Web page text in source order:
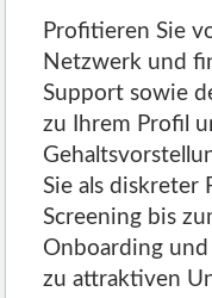
Profitieren Sie
Netzwerk und
Support sowie
zu Ihrem Profil
Sie als diskreter
Screening bis
Onboarding
zu attraktiven